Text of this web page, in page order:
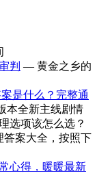
判 — 黄金之乡的
是什么？完整通
本全新主线剧情
选项该怎么选？
答案大全，按照下
心得，暖暖最新